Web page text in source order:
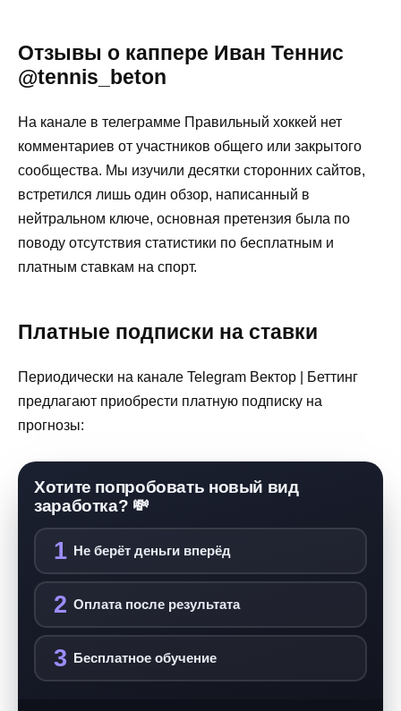
Отзывы о каппере Иван Теннис
@tennis_beton
На канале в телеграмме Правильный хоккей нет
комментариев от участников общего или закрытого
сообщества. Мы изучили десятки сторонних сайтов,
встретился лишь один обзор, написанный в
нейтральном ключе, основная претензия была по
поводу отсутствия статистики по бесплатным и
платным ставкам на спорт.
Платные подписки на ставки
Периодически на канале Telegram Вектор | Беттинг
предлагают приобрести платную подписку на
прогнозы:
Хотите попробовать новый вид
заработка? 💸
1 Не берёт деньги вперёд
2 Оплата после результата
3 Бесплатное обучение